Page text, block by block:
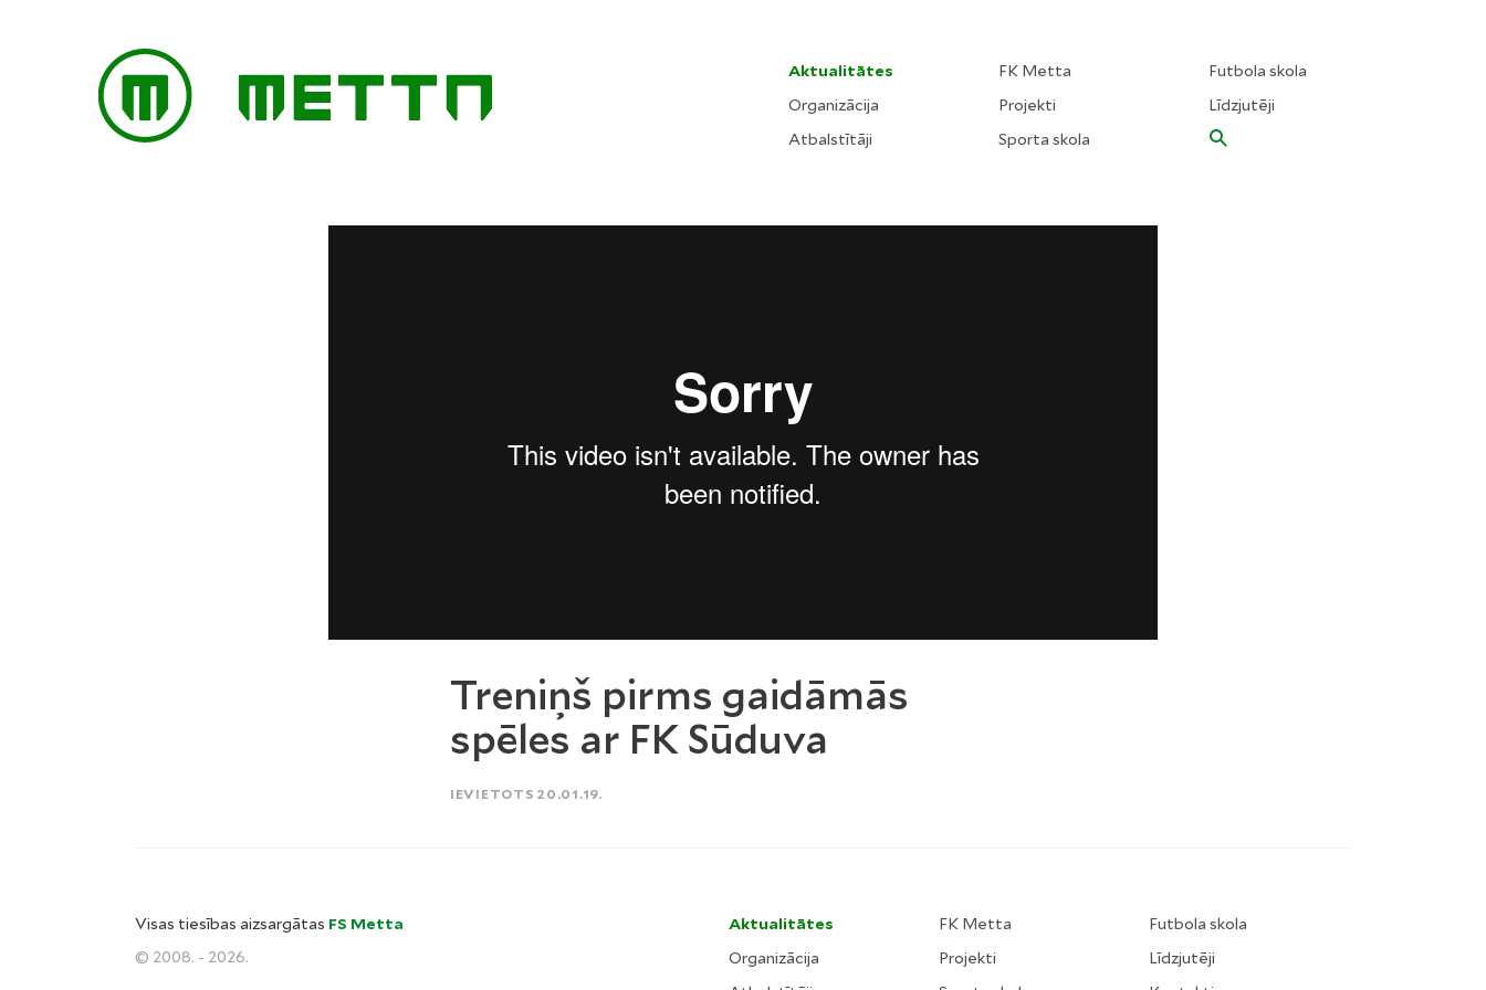
Aktualitātes
Organizācija
Atbalstītāji
FK Metta
Projekti
Sporta skola
Futbola skola
Līdzjutēji
Treniņš pirms gaidāmās
spēles ar FK Sūduva
IEVIETOTS 20.01.19.
Visas tiesības aizsargātas FS Metta
© 2008. - 2026.
Aktualitātes
Organizācija
FK Metta
Projekti
Futbola skola
Līdzjutēji